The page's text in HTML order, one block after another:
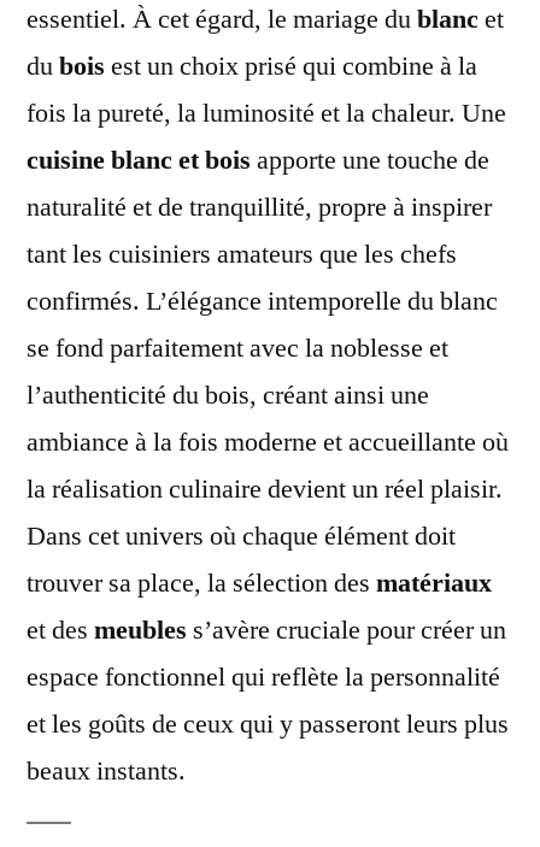
essentiel. À cet égard, le mariage dublancet
dubois est un choix prisé qui combine à la
fois la pureté, la luminosité et la chaleur. Une
cuisine blanc et bois apporte une touche de
naturalité et de tranquillité, propre à inspirer
tant les cuisiniers amateurs que les chefs
confirmés. L’élégance intemporelle du blanc
se fond parfaitement avec la noblesse et
l’authenticité du bois, créant ainsi une
ambiance à la fois moderne et accueillante où
la réalisation culinaire devient un réel plaisir.
Dans cet univers où chaque élément doit
trouver sa place, la sélection des matériaux
et des meubles s’avère cruciale pour créer un
espace fonctionnel qui reflète la personnalité
et les goûts de ceux qui y passeront leurs plus
beaux instants.